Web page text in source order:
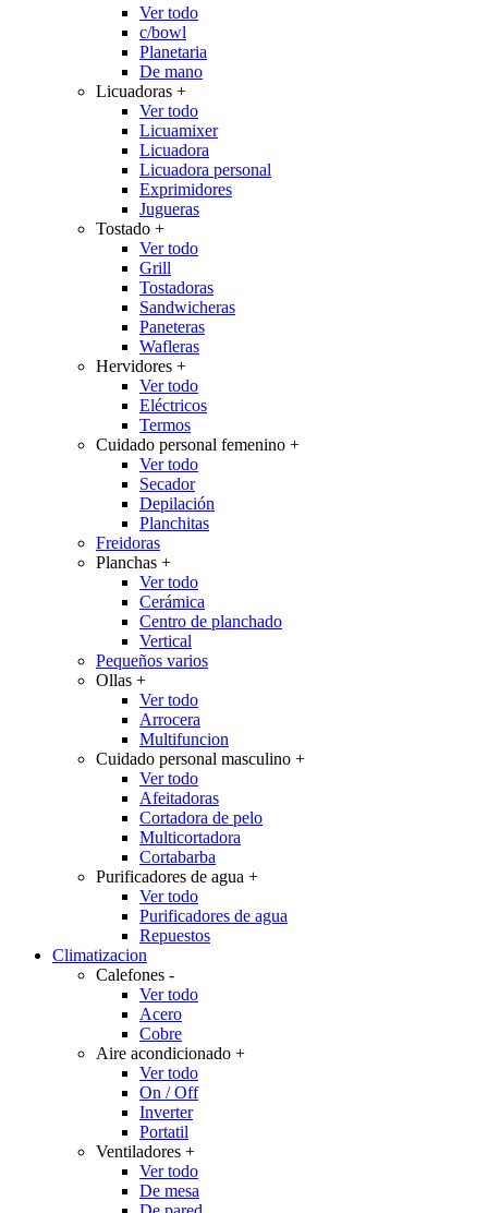
Ver todo
c/bowl
Planetaria
De mano
Licuadoras +
Ver todo
Licuamixer
Licuadora
Licuadora personal
Exprimidores
Jugueras
Tostado +
Ver todo
Grill
Tostadoras
Sandwicheras
Paneteras
Wafleras
Hervidores +
Ver todo
Eléctricos
Termos
Cuidado personal femenino +
Ver todo
Secador
Depilación
Planchitas
Freidoras
Planchas +
Ver todo
Cerámica
Centro de planchado
Vertical
Pequeños varios
Ollas +
Ver todo
Arrocera
Multifuncion
Cuidado personal masculino +
Ver todo
Afeitadoras
Cortadora de pelo
Multicortadora
Cortabarba
Purificadores de agua +
Ver todo
Purificadores de agua
Repuestos
Climatizacion
Calefones -
Ver todo
Acero
Cobre
Aire acondicionado +
Ver todo
On / Off
Inverter
Portatil
Ventiladores +
Ver todo
De mesa